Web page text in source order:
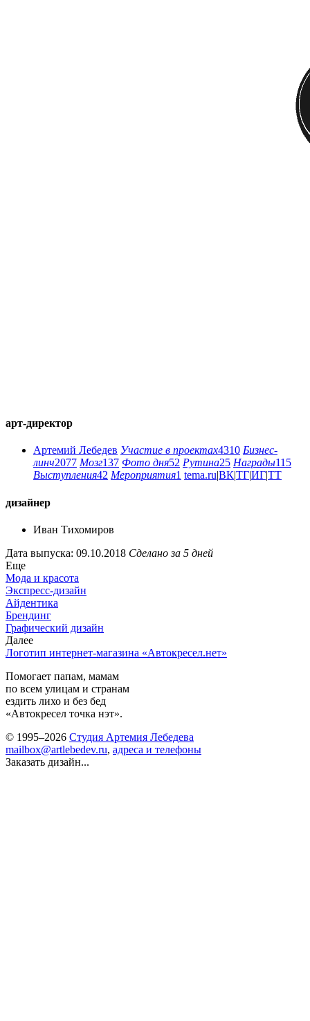
арт-директор
Артемий Лебедев Участие в проектах4310 Бизнес-
линч2077 Мозг137 Фото дня52 Рутина25 Награды115
Выступления42 Мероприятия1 tema.ru|ВК|ТГ|ИГ|ТТ
дизайнер
Иван Тихомиров
Дата выпуска: 09.10.2018 Сделано за 5 дней
Еще
Мода и красота
Экспресс-дизайн
Айдентика
Брендинг
Графический дизайн
Далее
Логотип интернет-магазина «Автокресел.нет»
Помогает папам, мамам
по всем улицам и странам
ездить лихо и без бед
«Автокресел точка нэт».
© 1995–2026 Студия Артемия Лебедева
mailbox@artlebedev.ru, адреса и телефоны
Заказать дизайн...